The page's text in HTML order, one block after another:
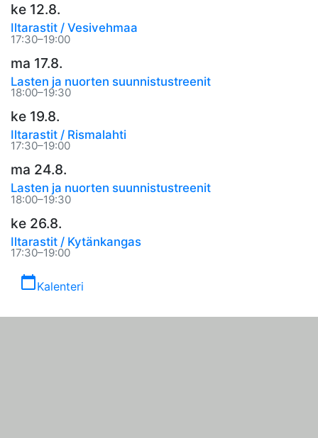
ke 12.8.
Iltarastit / Vesivehmaa
17:30–19:00
ma 17.8.
Lasten ja nuorten suunnistustreenit
18:00–19:30
ke 19.8.
Iltarastit / Rismalahti
17:30–19:00
ma 24.8.
Lasten ja nuorten suunnistustreenit
18:00–19:30
ke 26.8.
Iltarastit / Kytänkangas
17:30–19:00
calendar_todayKalenteri